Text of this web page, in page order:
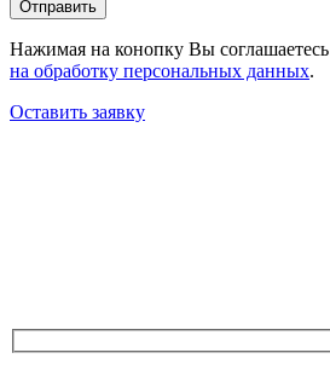
Нажимая на конопку Вы соглашаетесь
на обработку персональных данных.
Оставить заявку